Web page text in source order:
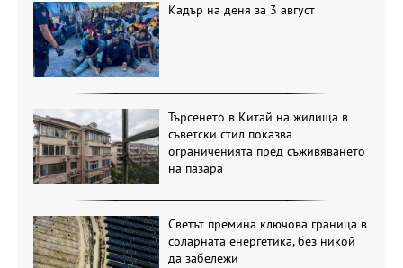
Кадър на деня за 3 август
Търсенето в Китай на жилища в
съветски стил показва
ограниченията пред съживяването
на пазара
Светът премина ключова граница в
соларната енергетика, без никой
да забележи